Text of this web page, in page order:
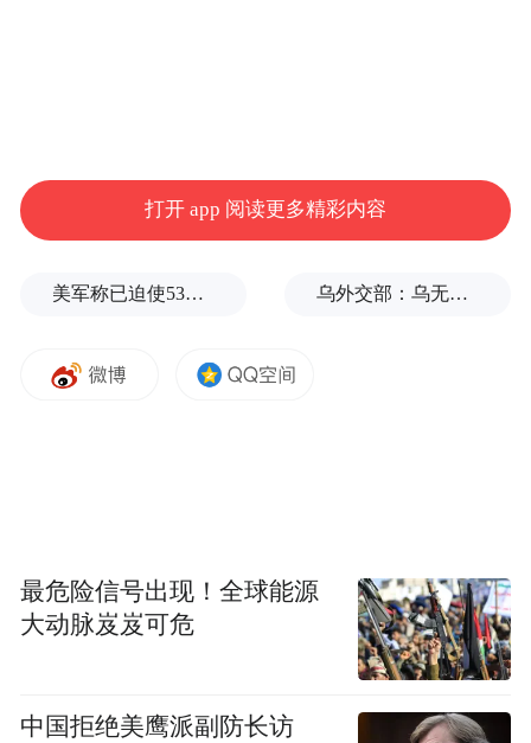
应，当呼吸道中有异物、分泌物或其他刺激
物时，身体会通过咳嗽来试图清除这些刺激
缩，产生足够的压力将空气从肺部排出，从
嗽产生的胸腔压力会超出肋骨承受范围，就
可能导致肋骨被“勒断”，引发骨折。
他进一步解释，肋骨骨折后，咳嗽会刺激受
伤的区域，从而引起剧痛。这是身体的自然
打开 app 阅读更多精彩内容
美军称已迫使53艘商船改变航线 乌外交部：乌无意向保加利亚方向发射任何装备
最危险信号出现！全球能源
大动脉岌岌可危
中国拒绝美鹰派副防长访